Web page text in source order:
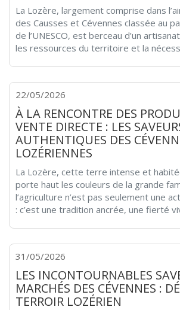
La Lozère, largement comprise dans
des Causses et Cévennes classée au
de l’UNESCO, est berceau d’un
les ressources du territoire et la
22/05/2026
À LA RENCONTRE DES
VENTE DIRECTE : LES
AUTHENTIQUES DES
LOZÉRIENNES
La Lozère, cette terre intense et
porte haut les couleurs de la grande
l’agriculture n’est pas seulement une
: c’est une tradition ancrée, une fierté
31/05/2026
LES INCONTOURNABLES
MARCHÉS DES CÉVENNES :
TERROIR LOZÉRIEN